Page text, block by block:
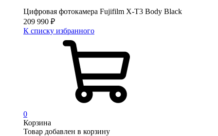
Цифровая фотокамера Fujifilm X-T3 Body Black
209 990 ₽
К списку избранного
0
Корзина
Товар добавлен в корзину